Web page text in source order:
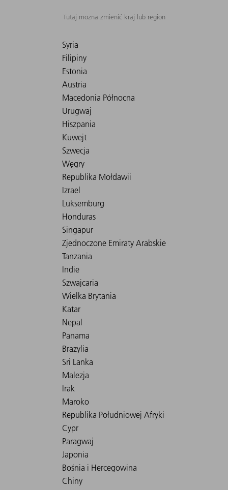
Tutaj można zmienić kraj lub region